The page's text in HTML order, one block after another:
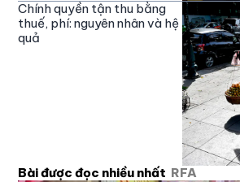
Chính quyền tận thu bằng
thuế, phí: nguyên nhân và hệ
quả
Bài được đọc nhiều nhất RFA